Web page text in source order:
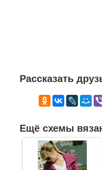
Рассказать
Ещё схемы